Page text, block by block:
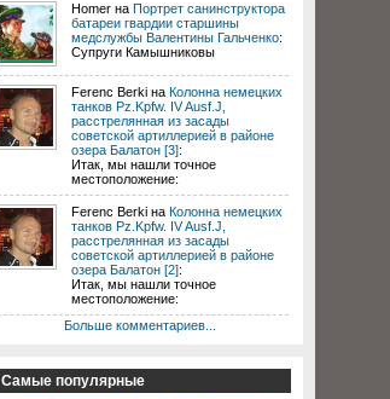
Homer на Портрет санинструктора
батареи гвардии старшины
медслужбы Валентины Гальченко:
Супруги Камышниковы
Ferenc Berki на Колонна немецких
танков Pz.Kpfw. IV Ausf.J,
расстрелянная из засады
советской артиллерией в районе
озера Балатон [3]:
Итак, мы нашли точное
местоположение:
Ferenc Berki на Колонна немецких
танков Pz.Kpfw. IV Ausf.J,
расстрелянная из засады
советской артиллерией в районе
озера Балатон [2]:
Итак, мы нашли точное
местоположение:
Больше комментариев...
Самые популярные